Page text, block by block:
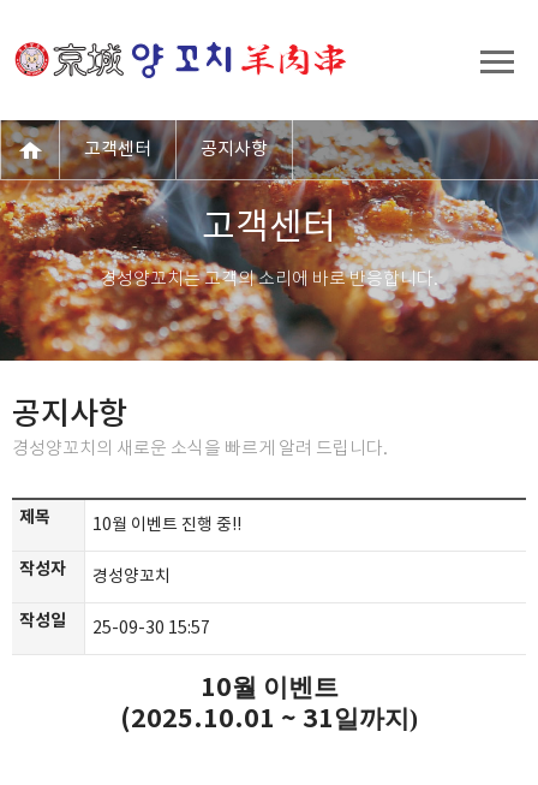
고객센터
경성양꼬치는 고객의 소리에 바로 반응합니다.
공지사항
경성양꼬치의 새로운 소식을 빠르게 알려 드립니다.
고객센터 공지사항
제목 10월 이벤트 진행 중!!
작성자 경성양꼬치
작성일 25-09-30 15:57
10월 이벤트
(2025.10.01 ~ 31일까지)